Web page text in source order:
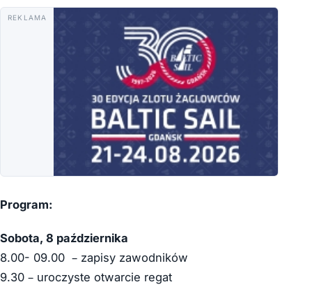
REKLAMA
Program:
Sobota, 8 października
8.00- 09.00 – zapisy zawodników
9.30 – uroczyste otwarcie regat